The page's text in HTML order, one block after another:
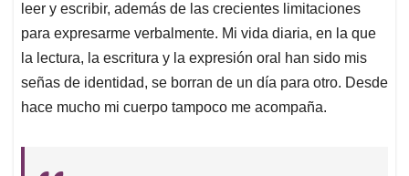
leer y escribir, además de las crecientes limitaciones
para expresarme verbalmente. Mi vida diaria, en la que
la lectura, la escritura y la expresión oral han sido mis
señas de identidad, se borran de un día para otro. Desde
hace mucho mi cuerpo tampoco me acompaña.